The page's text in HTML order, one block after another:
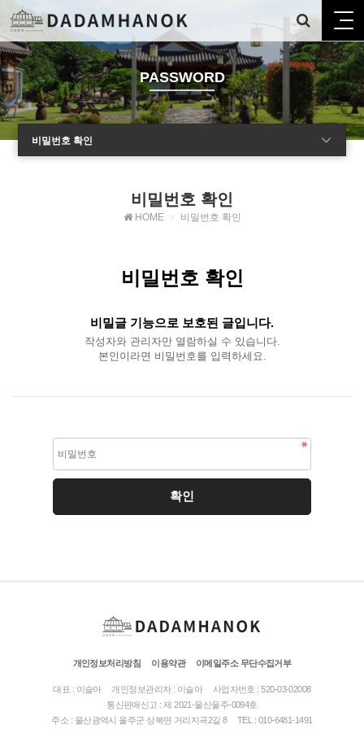
PASSWORD
비밀번호 확인
비밀번호 확인
HOME 비밀번호 확인
비밀번호 확인
비밀글 기능으로 보호된 글입니다.
작성자와 관리자만 열람하실 수 있습니다.
본인이라면 비밀번호를 입력하세요.
개인정보처리방침 이용약관 이메일주소 무단수집거부
대표 : 이슬아 개인정보관리자 : 이슬아
사업자번호 : 520-03-02008
통신판매신고 : 제 2021-울산울주-0094호
주소 : 울산광역시 울주군 상북면 거리지곡2길 8
TEL : 010-6481-1491